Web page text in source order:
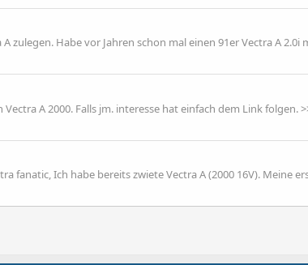
Habe vor Jahren schon mal einen 91er Vectra A 2.0i
A 2000. Falls jm. interesse hat einfach dem Link folgen.
fanatic, Ich habe bereits zwiete Vectra A (2000 16V). Meine